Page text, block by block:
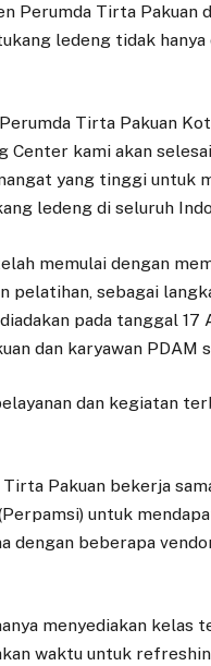
Perumda Tirta Pakuan
ledeng tidak hanya
Tirta Pakuan
Center kami akan
yang tinggi untuk
ledeng di seluruh
memulai dengan
pelatihan, sebagai
pada tanggal
dan karyawan PDAM
dan kegiatan
Pakuan bekerja
untuk
dengan beberapa
menyediakan
waktu untuk